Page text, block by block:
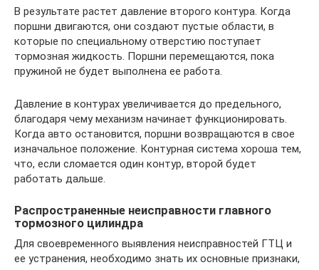
В результате растет давление второго контура. Когда
поршни двигаются, они создают пустые области, в
которые по специальному отверстию поступает
тормозная жидкость. Поршни перемещаются, пока
пружиной не будет выполнена ее работа.
Давление в контурах увеличивается до предельного,
благодаря чему механизм начинает функционировать.
Когда авто остановится, поршни возвращаются в свое
изначальное положение. Контурная система хороша тем,
что, если сломается один контур, второй будет
работать дальше.
Распространенные неисправности главного
тормозного цилиндра
Для своевременного выявления неисправностей ГТЦ и
ее устранения, необходимо знать их основные признаки,